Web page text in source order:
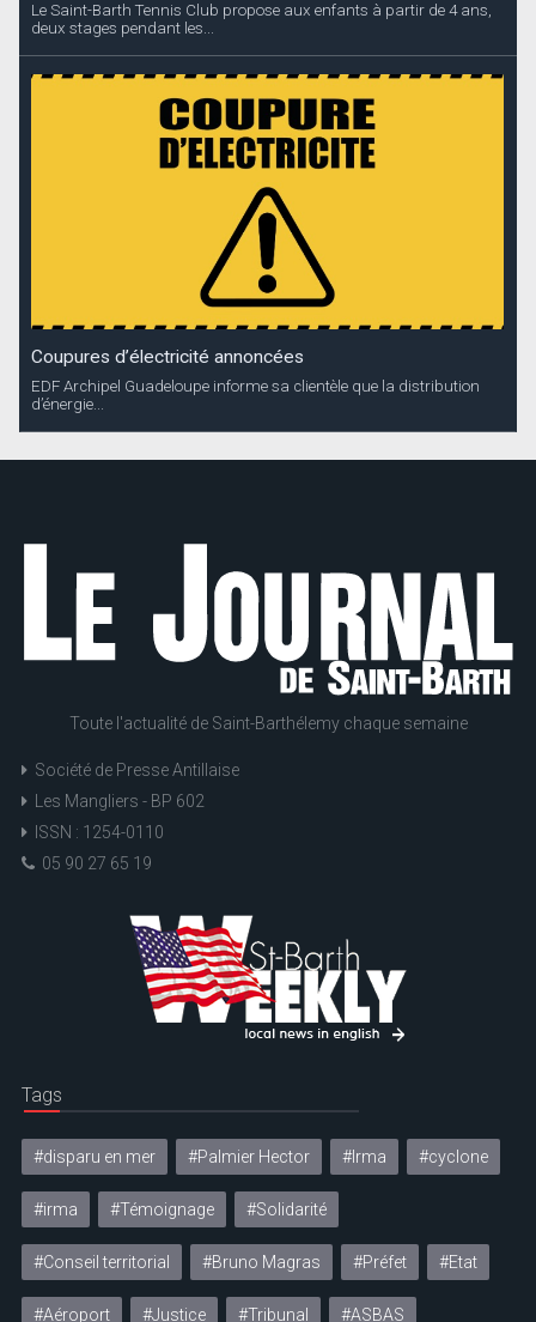
Le Saint-Barth Tennis Club propose aux enfants à partir de 4 ans,
deux stages pendant les...
Coupures d’électricité annoncées
EDF Archipel Guadeloupe informe sa clientèle que la distribution
d’énergie...
Toute l'actualité de Saint-Barthélemy chaque semaine
Société de Presse Antillaise
Les Mangliers - BP 602
ISSN : 1254-0110
05 90 27 65 19
Tags
#disparu en mer #Palmier Hector #Irma #cyclone
#irma #Témoignage #Solidarité
#Conseil territorial #Bruno Magras #Préfet #Etat
#Aéroport #Justice #Tribunal #ASBAS